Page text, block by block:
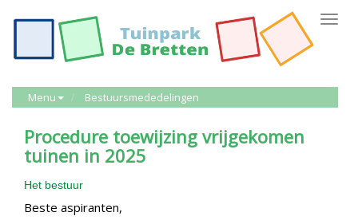
Menu Bestuursmededelingen
Procedure toewijzing vrijgekomen
tuinen in 2025
Het bestuur
Beste aspiranten,